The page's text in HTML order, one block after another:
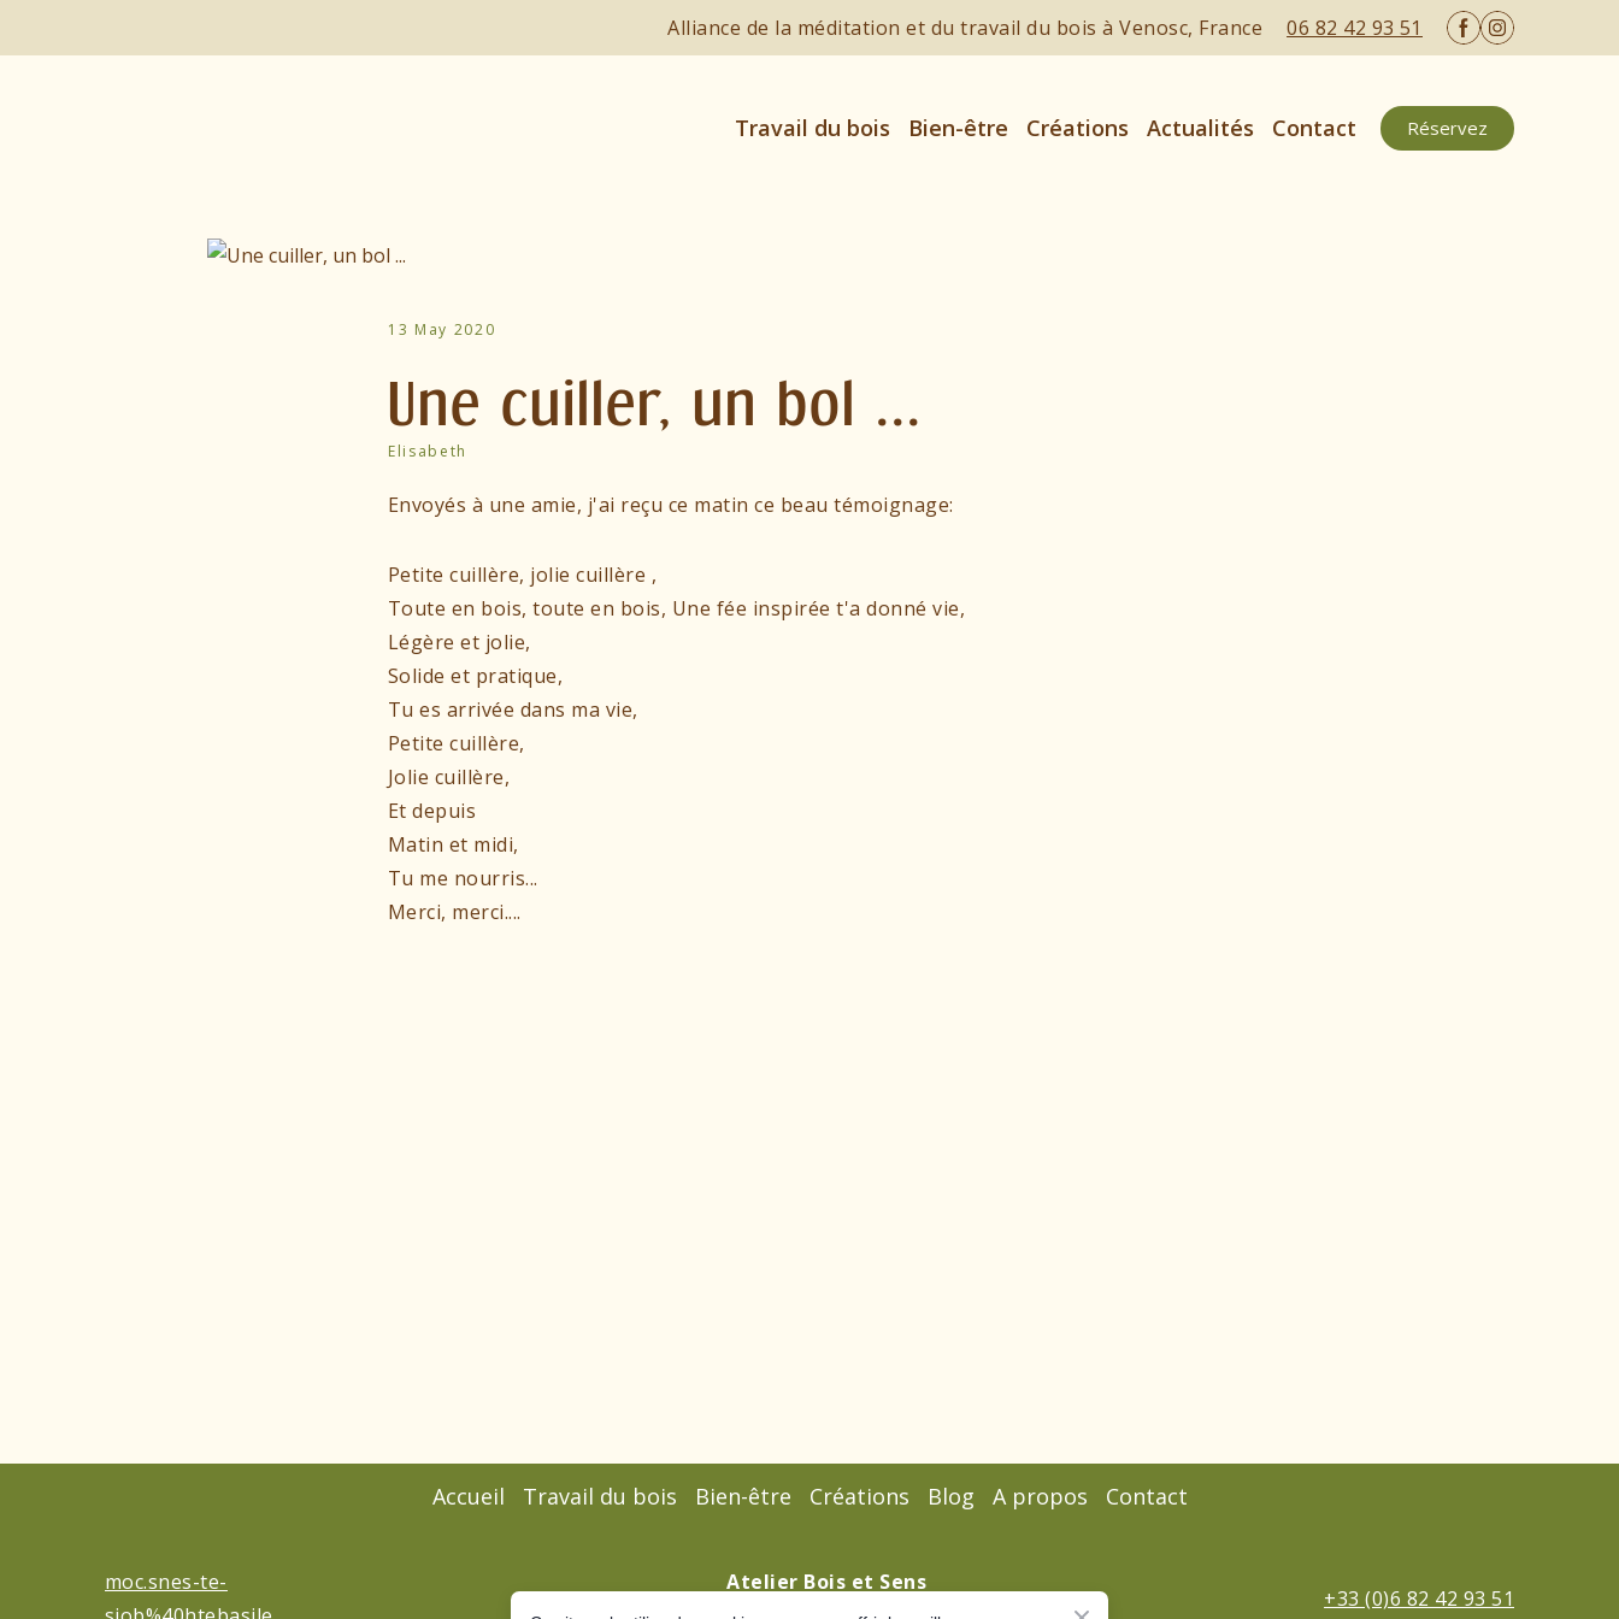
Alliance de la méditation et du travail du bois à Venosc, France 06 82 42 93 51
Travail du bois Bien-être Créations Actualités Contact Réservez
13 May 2020
Une cuiller, un bol ...
Elisabeth
Envoyés à une amie, j'ai reçu ce matin ce beau témoignage:
Petite cuillère, jolie cuillère ,
Toute en bois, toute en bois, Une fée inspirée t'a donné vie,
Légère et jolie,
Solide et pratique,
Tu es arrivée dans ma vie,
Petite cuillère,
Jolie cuillère,
Et depuis
Matin et midi,
Tu me nourris...
Merci, merci....
Accueil Travail du bois Bien-être Créations Blog A propos Contact
moc.snes-te-
Atelier Bois et Sens
+33 (0)6 82 42 93 51